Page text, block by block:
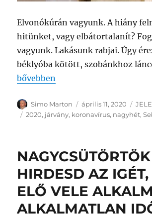
Elvonókúrán vagyunk. A hiány
hitünket, vagy elbátortalanít?
vagyunk. Lakásunk rabjai. Úgy
béklyóba kötött, szobánkhoz
„NAGYCSÜTÖRTÖK – AVAGY
bővebben
Szerző
Simo Marton Közzétéve
április 11, 2020
Címke
2020, járvány, koronavírus, nagyhét,
HIRDESD AZ
ELŐ VELE
ALKALMATLAN